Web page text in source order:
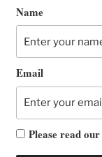
Name
Email
Please read our